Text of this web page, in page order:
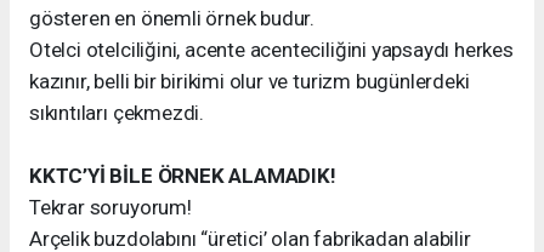
gösteren en önemli örnek budur.
Otelci otelciliğini, acente acenteciliğini yapsaydı herkes
kazınır, belli bir birikimi olur ve turizm bugünlerdeki
sıkıntıları çekmezdi.
KKTC’Yİ BİLE ÖRNEK ALAMADIK!
Tekrar soruyorum!
Arçelik buzdolabını “üretici’ olan fabrikadan alabilir